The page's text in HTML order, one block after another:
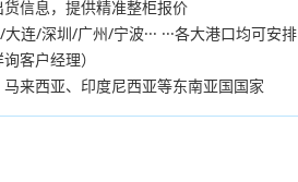
信息，提供精准整柜报价
连/深圳/广州/宁波··· ···各大港口均可安排
客户经理）
来西亚、印度尼西亚等东南亚国国家